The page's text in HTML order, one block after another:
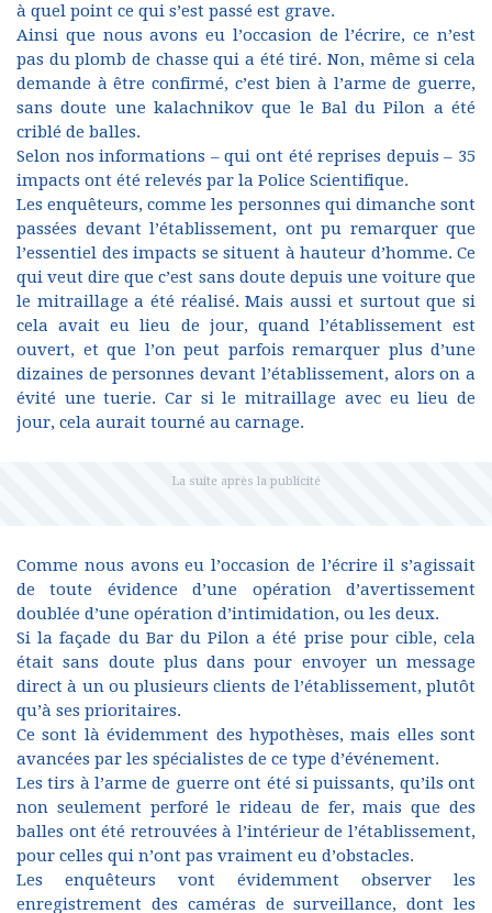
à quel point ce qui s’est passé est grave.
Ainsi que nous avons eu l’occasion de l’écrire, ce n’est
pas du plomb de chasse qui a été tiré. Non, même si cela
demande à être confirmé, c’est bien à l’arme de guerre,
sans doute une kalachnikov que le Bal du Pilon a été
criblé de balles.
Selon nos informations – qui ont été reprises depuis – 35
impacts ont été relevés par la Police Scientifique.
Les enquêteurs, comme les personnes qui dimanche sont
passées devant l’établissement, ont pu remarquer que
l’essentiel des impacts se situent à hauteur d’homme. Ce
qui veut dire que c’est sans doute depuis une voiture que
le mitraillage a été réalisé. Mais aussi et surtout que si
cela avait eu lieu de jour, quand l’établissement est
ouvert, et que l’on peut parfois remarquer plus d’une
dizaines de personnes devant l’établissement, alors on a
évité une tuerie. Car si le mitraillage avec eu lieu de
jour, cela aurait tourné au carnage.
Comme nous avons eu l’occasion de l’écrire il s’agissait
de toute évidence d’une opération d’avertissement
doublée d’une opération d’intimidation, ou les deux.
Si la façade du Bar du Pilon a été prise pour cible, cela
était sans doute plus dans pour envoyer un message
direct à un ou plusieurs clients de l’établissement, plutôt
qu’à ses prioritaires.
Ce sont là évidemment des hypothèses, mais elles sont
avancées par les spécialistes de ce type d’événement.
Les tirs à l’arme de guerre ont été si puissants, qu’ils ont
non seulement perforé le rideau de fer, mais que des
balles ont été retrouvées à l’intérieur de l’établissement,
pour celles qui n’ont pas vraiment eu d’obstacles.
Les enquêteurs vont évidemment observer les
enregistrement des caméras de surveillance, dont les